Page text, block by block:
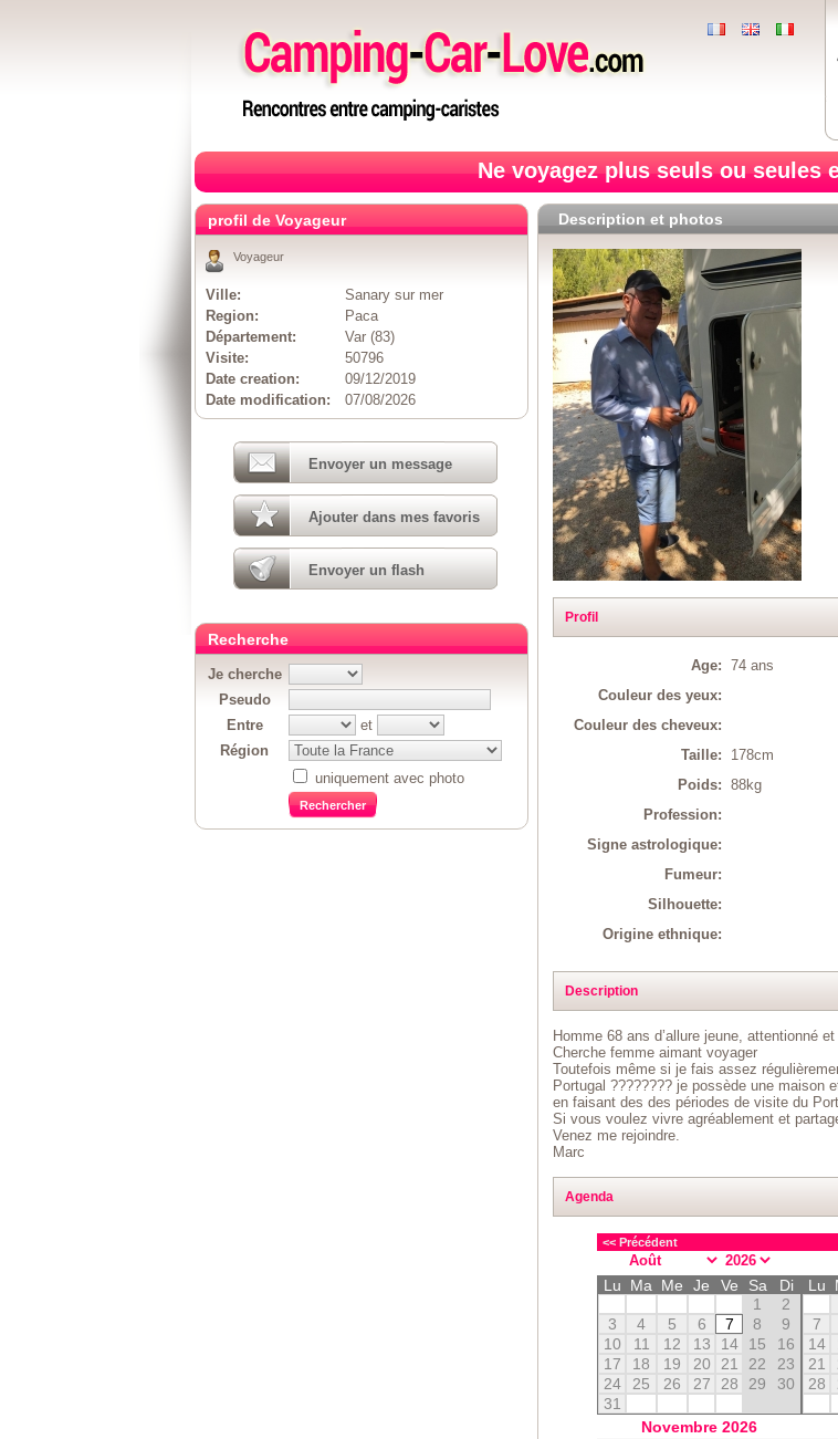
Ne voyagez plus seuls ou seules
Description et photos
Profil
Age:
74 ans
Couleur des yeux:
Couleur des cheveux:
Taille:
178cm
Poids:
88kg
Profession:
Signe astrologique:
Fumeur:
Silhouette:
Origine ethnique:
Description
Homme 68 ans d’allure jeune, attentionné et
Cherche femme aimant voyager
Toutefois même si je fais assez
Portugal ???????? je possède une maison
en faisant des des périodes de visite du
Si vous voulez vivre agréablement et
Venez me rejoindre.
Marc
Agenda
<< Précédent
Lu Ma Me Je Ve Sa
Di
1
2
3
4 5 6 7 8
9
10
11 12 13 14 15
16
17
18 19 20 21 22
23
24
25 26 27 28 29
30
31
Lu
7
14
21
28
Novembre 2026
profil de Voyageur
Voyageur
Ville:
Sanary sur mer
Region:
Paca
Département:
Var (83)
Visite:
50796
Date creation:
09/12/2019
Date modification:
07/08/2026
Envoyer un message
Ajouter dans mes favoris
Envoyer un flash
Recherche
Je cherche
Pseudo
Entre
et
Région
uniquement avec photo